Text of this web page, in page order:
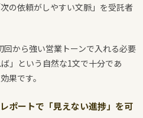
の依頼がしやすい文脈」を受託者
回から強い営業トーンで入れる必要
」という自然な1文で十分であ
果です。
ポートで「見えない進捗」を可